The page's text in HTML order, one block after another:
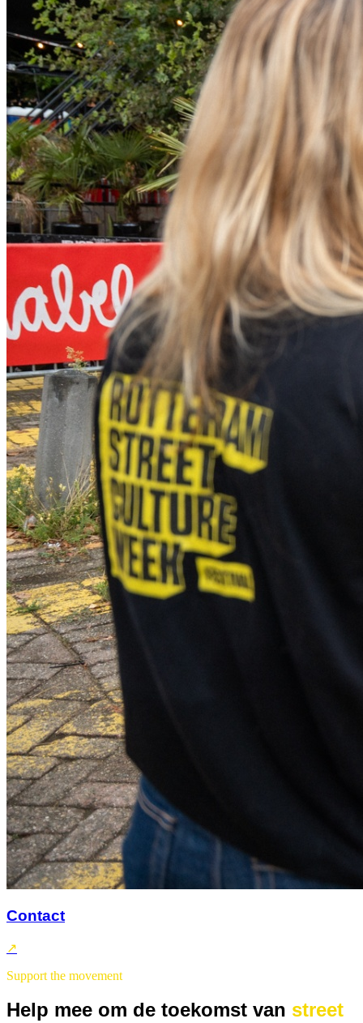
Contact
↗
Support the movement
Help mee om de toekomst van street